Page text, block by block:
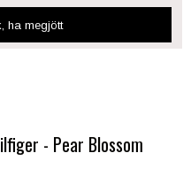
, ha megjött
- Pear Blossom